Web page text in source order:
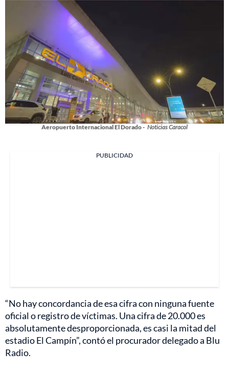
Aeropuerto Internacional El Dorado - Noticias Caracol
PUBLICIDAD
“No hay concordancia de esa cifra con ninguna fuente
oficial o registro de víctimas. Una cifra de 20.000 es
absolutamente desproporcionada, es casi la mitad del
estadio El Campín”, contó el procurador delegado a Blu
Radio.